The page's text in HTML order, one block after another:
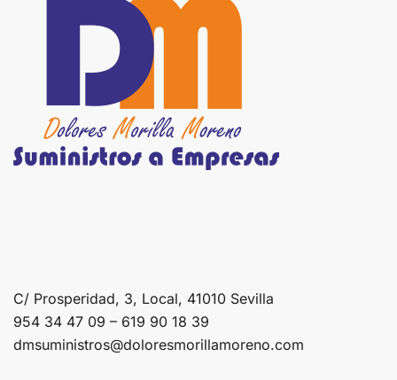
C/ Prosperidad, 3, Local, 41010 Sevilla
954 34 47 09 – 619 90 18 39
dmsuministros@doloresmorillamoreno.com